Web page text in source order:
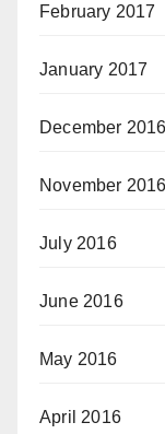
February 2017
January 2017
December 2016
November 2016
July 2016
June 2016
May 2016
April 2016